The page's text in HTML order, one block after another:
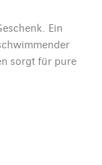
Ein
sorgt für pure